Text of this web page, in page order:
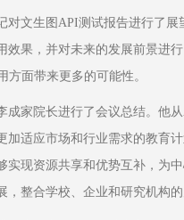
对文生图API测试报告进行了
效果，并对未来的发展前景进
方面带来更多的可能性。
成家院长进行了会议总结。他
加适应市场和行业需求的教育
实现资源共享和优势互补，为
，整合学校、企业和研究机构